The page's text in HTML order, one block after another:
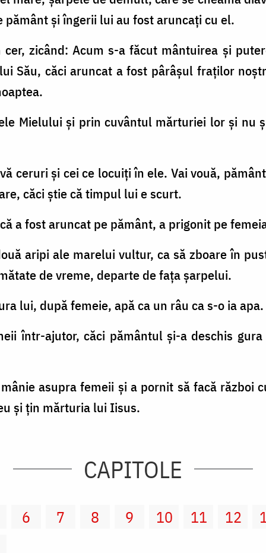
şi îngerii lui au fost aruncaţi cu el.
zicând: Acum s-a făcut mântuirea şi
Său, căci aruncat a fost pârâşul fraţilor
Mielului şi prin cuvântul mărturiei lor şi nu
ceruri şi cei ce locuiţi în ele. Vai vouă,
căci ştie că timpul lui e scurt.
a fost aruncat pe pământ, a prigonit pe
aripi ale marelui vultur, ca să zboare în
de vreme, departe de faţa şarpelui.
lui, după femeie, apă ca un râu ca s-o ia apa.
într-ajutor, căci pământul şi-a deschis
asupra femeii şi a pornit să facă război
şi ţin mărturia lui Iisus.
CAPITOLE
6 7 8 9 10 11 12